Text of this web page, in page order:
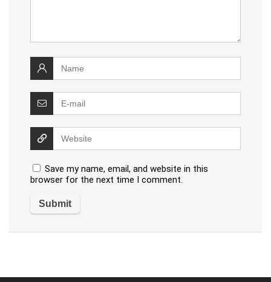
Save my name, email, and website in this
browser for the next time I comment.